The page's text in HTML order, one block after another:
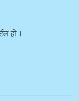
हो ।